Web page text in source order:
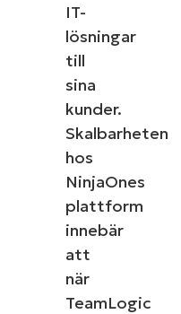
IT-
lösningar
till
sina
kunder.
Skalbarheten
hos
NinjaOnes
plattform
innebär
att
när
TeamLogic